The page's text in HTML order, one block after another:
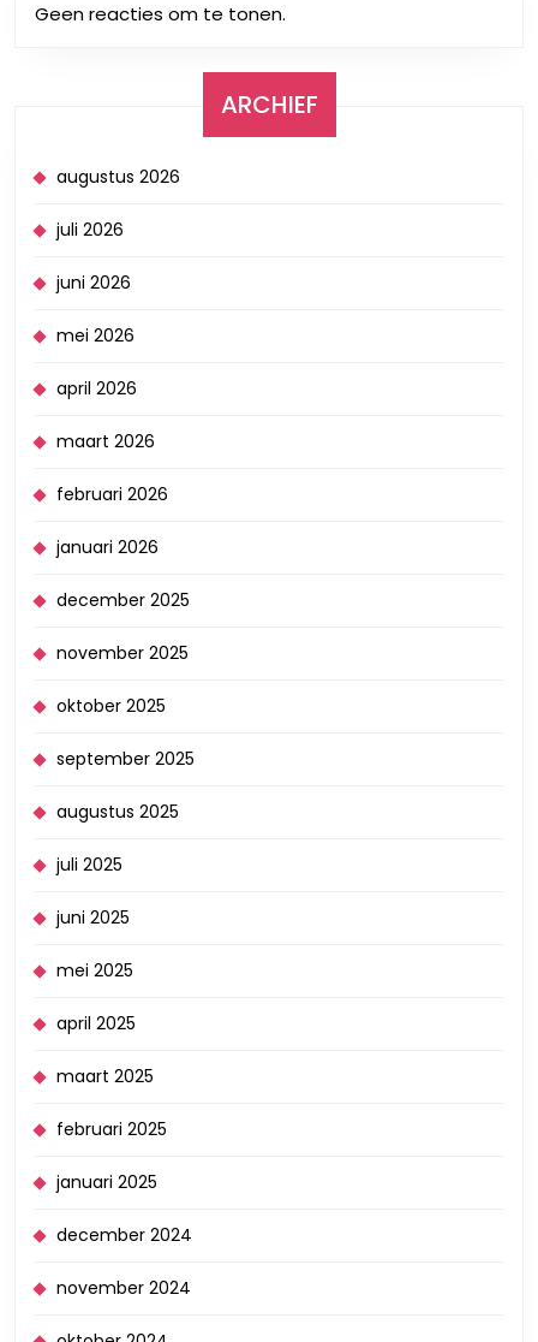
Geen reacties om te tonen.
ARCHIEF
augustus 2026
juli 2026
juni 2026
mei 2026
april 2026
maart 2026
februari 2026
januari 2026
december 2025
november 2025
oktober 2025
september 2025
augustus 2025
juli 2025
juni 2025
mei 2025
april 2025
maart 2025
februari 2025
januari 2025
december 2024
november 2024